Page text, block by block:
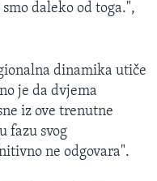
daleko od toga.",
dinamika utiče
je da dvjema
iz ove trenutne
fazu svog
ne odgovara".